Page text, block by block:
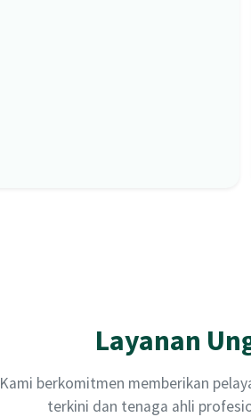
Layanan
Kami berkomitmen memberikan
terkini dan tenaga ahli